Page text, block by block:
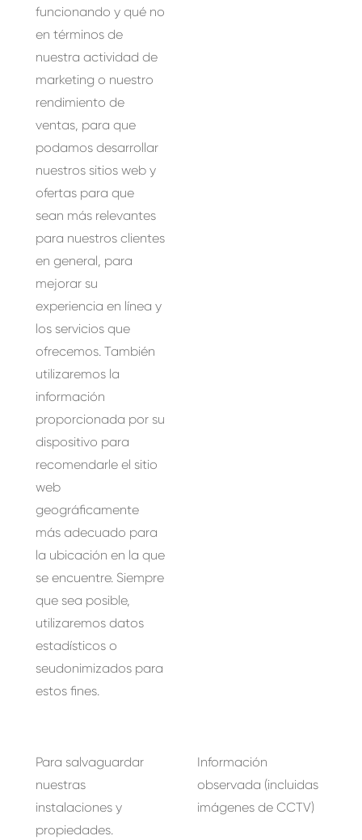
funcionando y qué no
en términos de
nuestra actividad de
marketing o nuestro
rendimiento de
ventas, para que
podamos desarrollar
nuestros sitios web y
ofertas para que
sean más relevantes
para nuestros clientes
en general, para
mejorar su
experiencia en línea y
los servicios que
ofrecemos. También
utilizaremos la
información
proporcionada por su
dispositivo para
recomendarle el sitio
web
geográficamente
más adecuado para
la ubicación en la que
se encuentre. Siempre
que sea posible,
utilizaremos datos
estadísticos o
seudonimizados para
estos fines.
Para salvaguardar
nuestras
instalaciones y
propiedades.
Información
observada (incluidas
imágenes de CCTV)